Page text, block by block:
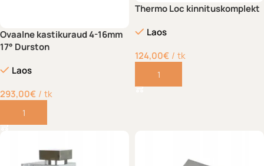
Ovaalne kastikuraud 4-16mm
17° Durston
Laos
293,00€ tk
Lisa korvi
Thermo Loc kinnituskomplekt
Laos
124,00€ tk
Lisa korvi